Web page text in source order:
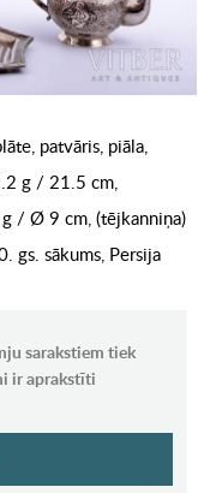
patvāris, piāla,
g / 21.5 cm,
/ Ø 9 cm, (tējkanniņa)
gs. sākums, Persija
sarakstiem tiek
ir aprakstīti